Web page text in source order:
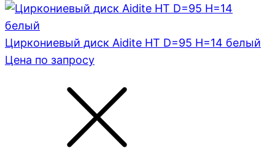
Циркониевый диск Aidite HT D=95 H=14 белый
Цена по запросу